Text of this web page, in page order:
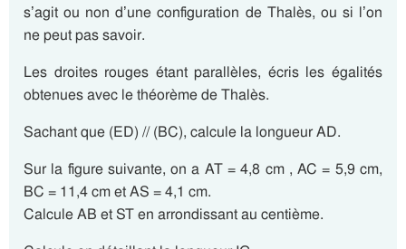
s’agit ou non d’une configuration de Thalès, ou si l’on
ne peut pas savoir.
Les droites rouges étant parallèles, écris les égalités
obtenues avec le théorème de Thalès.
Sachant que (ED) // (BC), calcule la longueur AD.
Sur la figure suivante, on a AT = 4,8 cm , AC = 5,9 cm,
BC = 11,4 cm et AS = 4,1 cm.
Calcule AB et ST en arrondissant au centième.